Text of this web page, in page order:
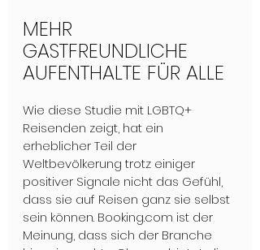
MEHR
GASTFREUNDLICHE
AUFENTHALTE FÜR ALLE
Wie diese Studie mit LGBTQ+
Reisenden zeigt, hat ein
erheblicher Teil der
Weltbevölkerung trotz einiger
positiver Signale nicht das Gefühl,
dass sie auf Reisen ganz sie selbst
sein können. Booking.com ist der
Meinung, dass sich der Branche